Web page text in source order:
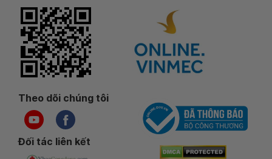
Theo dõi chúng tôi
Đối tác liên kết